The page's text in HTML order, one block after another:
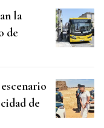
la
de
de